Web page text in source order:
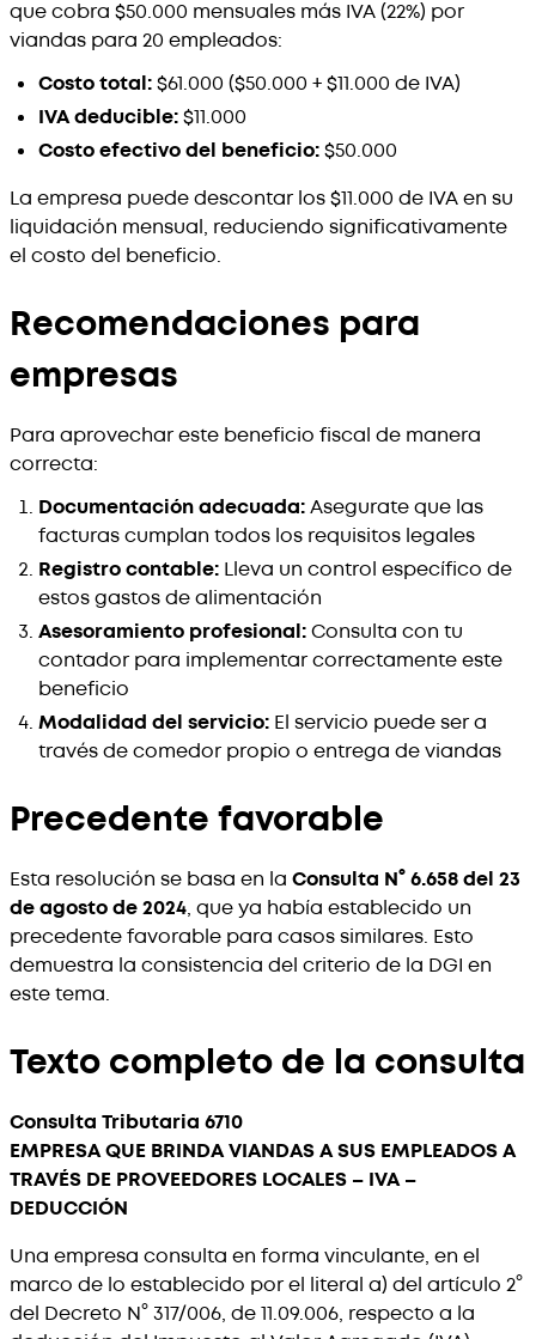
que cobra $50.000 mensuales más IVA (22%) por
viandas para 20 empleados:
Costo total:$61.000 ($50.000 + $11.000 de IVA)
IVA deducible:$11.000
Costo efectivo del beneficio:$50.000
La empresa puede descontar los $11.000 de IVA en su
liquidación mensual, reduciendo significativamente
el costo del beneficio.
Recomendaciones para
empresas
Para aprovechar este beneficio fiscal de manera
correcta:
Documentación adecuada:Asegurate que las
facturas cumplan todos los requisitos legales
Registro contable: Lleva un control específico de
estos gastos de alimentación
Asesoramiento profesional:Consulta con tu
contador para implementar correctamente este
beneficio
Modalidad del servicio: El servicio puede ser a
través de comedor propio o entrega de viandas
Precedente favorable
Esta resolución se basa en la Consulta N° 6.658 del 23
de agosto de 2024, que ya había establecido un
precedente favorable para casos similares. Esto
demuestra la consistencia del criterio de la DGI en
este tema.
Texto completo de la consulta
Consulta Tributaria 6710
EMPRESA QUE BRINDA VIANDAS A SUS EMPLEADOS A
TRAVÉS DE PROVEEDORES LOCALES – IVA –
DEDUCCIÓN
Una empresa consulta en forma vinculante, en el
marco de lo establecido por el literal a) del artículo 2°
del Decreto N° 317/006, de 11.09.006, respecto a la